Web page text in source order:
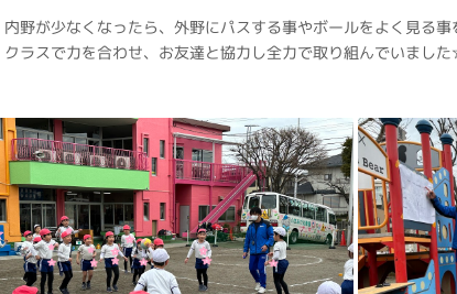
内野が少なくなったら、外野にパスする事やボールをよく見る事
クラスで力を合わせ、お友達と協力し全力で取り組んでいまし